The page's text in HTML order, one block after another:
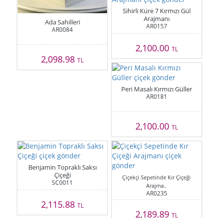
Ada Sahilleri
AR0084
2,098.98TL
Sihirli Küre 7 Kırmızı Gül
Arajmanı
AR0157
2,100.00 TL
Peri Masalı Kırmızı Güller
AR0181
2,100.00 TL
Benjamin Topraklı Saksı
Çiçeği
SC0011
2,115.88TL
Çiçekçi Sepetinde Kır Çiçeği
Arajma..
AR0235
2,189.89 TL